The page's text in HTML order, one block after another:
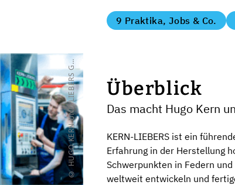
9 Praktika, Jobs & Co.
©
H
U
G
O
K
E
R
N
U
N
D
L
I
E
B
E
R
S
G
M
B
H
&
C
O
.
K
G
Überblick
Das macht Hugo Kern
KERN-LIEBERS ist ein
Erfahrung in der Herstellung
Schwerpunkten in Federn
weltweit entwickeln und